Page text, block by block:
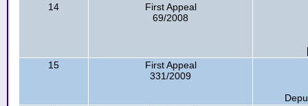
14
First Appeal
69/2008
15
First Appeal
331/2009